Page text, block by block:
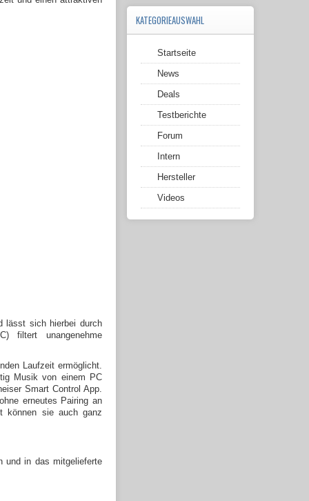
lässt sich hierbei durch
filtert unangenehme
Laufzeit ermöglicht.
Musik von einem PC
Smart Control App.
erneutes Pairing an
können sie auch ganz
und in das mitgelieferte
KATEGORIEAUSWAHL
Startseite
News
Deals
Testberichte
Forum
Intern
Hersteller
Videos